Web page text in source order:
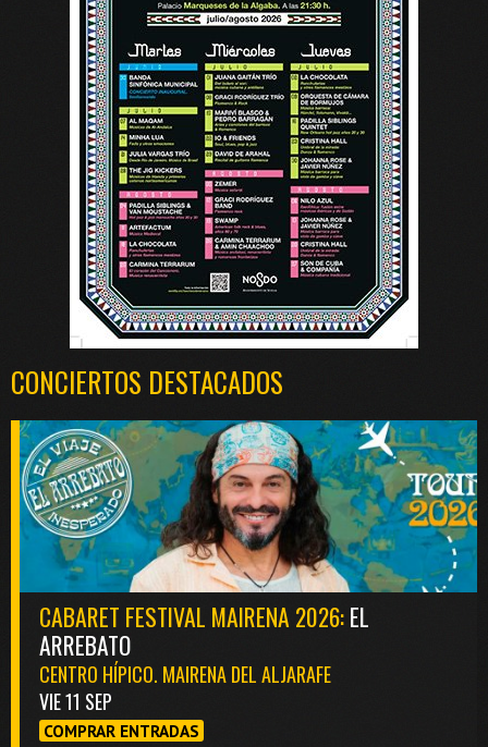
CONCIERTOS DESTACADOS
CABARET FESTIVAL MAIRENA 2026:EL
ARREBATO
CENTRO HÍPICO. MAIRENA DEL ALJARAFE
VIE 11 SEP
COMPRAR ENTRADAS